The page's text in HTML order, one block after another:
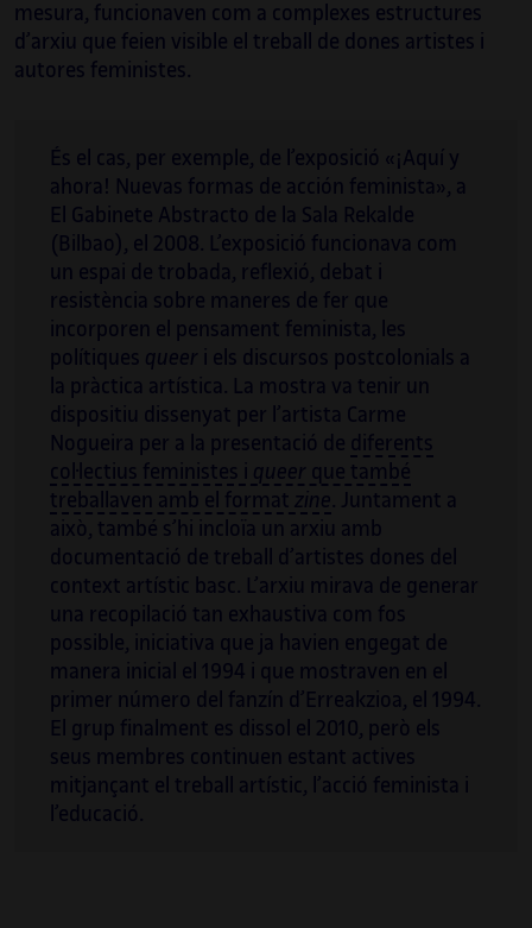
mesura, funcionaven com a complexes estructures
d’arxiu que feien visible el treball de dones artistes i
autores feministes.
És el cas, per exemple, de l’exposició «¡Aquí y
ahora! Nuevas formas de acción feminista», a
El Gabinete Abstracto de la Sala Rekalde
(Bilbao), el 2008. L’exposició funcionava com
un espai de trobada, reflexió, debat i
resistència sobre maneres de fer que
incorporen el pensament feminista, les
polítiques queer i els discursos postcolonials a
la pràctica artística. La mostra va tenir un
dispositiu dissenyat per l’artista Carme
Nogueira per a la presentació de diferents
col·lectius feministes i queer que també
treballaven amb el format zine. Juntament a
això, també s’hi incloïa un arxiu amb
documentació de treball d’artistes dones del
context artístic basc. L’arxiu mirava de generar
una recopilació tan exhaustiva com fos
possible, iniciativa que ja havien engegat de
manera inicial el 1994 i que mostraven en el
primer número del fanzín d’Erreakzioa, el 1994.
El grup finalment es dissol el 2010, però els
seus membres continuen estant actives
mitjançant el treball artístic, l’acció feminista i
l’educació.